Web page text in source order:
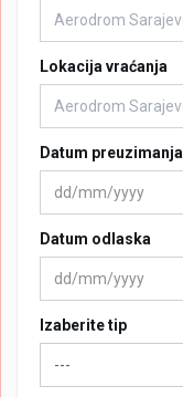
Lokacija vraćanja
Datum preuzimanja
Datum odlaska
Izaberite tip
---